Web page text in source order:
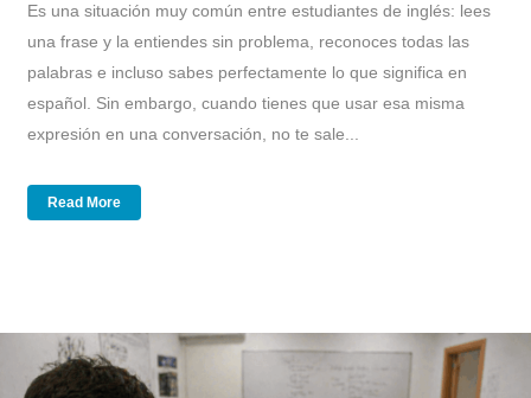
Es una situación muy común entre estudiantes de inglés: lees
una frase y la entiendes sin problema, reconoces todas las
palabras e incluso sabes perfectamente lo que significa en
español. Sin embargo, cuando tienes que usar esa misma
expresión en una conversación, no te sale...
Read More